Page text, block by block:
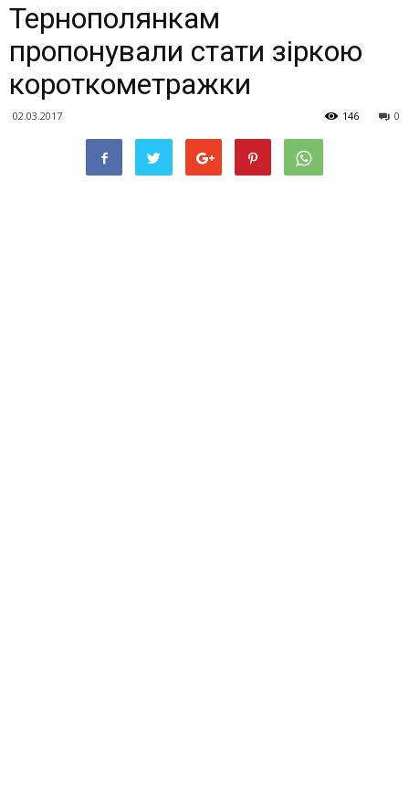
Тернополянкам
пропонували стати зіркою
короткометражки
02.03.2017 0
146